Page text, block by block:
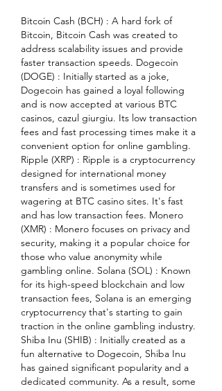
Bitcoin Cash (BCH) : A hard fork of
Bitcoin, Bitcoin Cash was created to
address scalability issues and provide
faster transaction speeds. Dogecoin
(DOGE) : Initially started as a joke,
Dogecoin has gained a loyal following
and is now accepted at various BTC
casinos, cazul giurgiu. Its low transaction
fees and fast processing times make it a
convenient option for online gambling.
Ripple (XRP) : Ripple is a cryptocurrency
designed for international money
transfers and is sometimes used for
wagering at BTC casino sites. It's fast
and has low transaction fees. Monero
(XMR) : Monero focuses on privacy and
security, making it a popular choice for
those who value anonymity while
gambling online. Solana (SOL) : Known
for its high-speed blockchain and low
transaction fees, Solana is an emerging
cryptocurrency that's starting to gain
traction in the online gambling industry.
Shiba Inu (SHIB) : Initially created as a
fun alternative to Dogecoin, Shiba Inu
has gained significant popularity and a
dedicated community. As a result, some